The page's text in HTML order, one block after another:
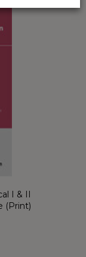
I & II
(Print)